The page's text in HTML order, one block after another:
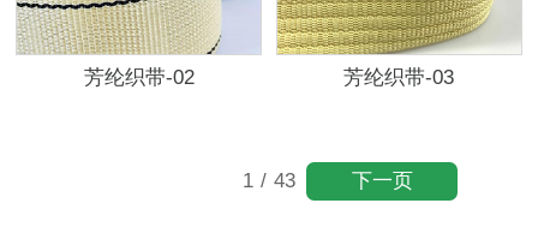
芳纶织带-02 芳纶织带-03
1 / 43 下一页